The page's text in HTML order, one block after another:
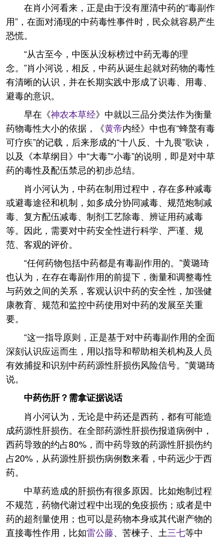
在肖小河看来，正是由于没有厘清中药的“毒副作
用”，在面对涌现的中药毒性事件时，民众就容易产生
恐慌。
“从古至今，中医从没标榜过中药无毒的理
念。”肖小河说，相反，中药从诞生起就对药物的毒性
有清晰的认识，并在长期实践中形成了识毒、用毒、
避毒的意识。
早在《神农本草经》中就以三品分类法作为衡量
药物毒性大小的依据，《黄帝内经》中也有“蜂螯有毒
可疗疾”的记载，后来形成的“十八反、十九畏”歌诀，
以及《本草纲目》中“大毒”“小毒”的说明，即是对中草
药的毒性及配伍禁忌的初步总结。
肖小河认为，中药在制用过程中，存在多种减毒
或避毒途径和机制，如多成分协同减毒、规范炮制减
毒、复方配伍减毒、制剂工艺除毒、辨证用药减毒
等。因此，需要对中药安全性进行科学、严谨、规
范、客观的评价。
“任何药物包括中药都是有毒副作用的。”黄璐琦
也认为，在存在毒副作用的前提下，衡量和调整毒性
与药效之间的关系，客观认识中药的安全性，加强健
康教育、规范和监控中药使用对中药的发展至关重
要。
“这一指导原则，正是基于对中药毒副作用的全面
深刻认识应运而生，用以指导和帮助相关机构及人员
有效捕捉和识别中药药源性肝损伤风险信号。”黄璐琦
说。
中药伤肝？需拿证据说话
肖小河认为，无论是中药还是西药，都有可能造
成药源性肝损伤。在全部药源性肝损伤报道病例中，
西药导致的约占80%，而中药导致的药源性肝损伤约
占20%，从药源性肝损伤病例数来看，中药远少于西
药。
中草药造成的肝损伤有很多原因。比如炮制过程
不规范，药物代谢过程中出现的免疫损伤；或者是中
药的超剂量使用；也可以是药物本身或其代谢产物的
直接毒性作用，比如雷公藤、苦楝子、土三七等中